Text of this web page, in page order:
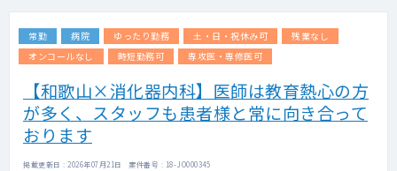
常勤 病院 ゆったり勤務 土・日・祝休み可
残業なし
オンコールなし
時短勤務可 専攻医・専修医可
【和歌山×消化器内科】医師は教育熱心の方
が多く、スタッフも患者様と常に向き合って
おります
掲載更新日 : 2026年07月21日 案件番号 : 18-JO000345